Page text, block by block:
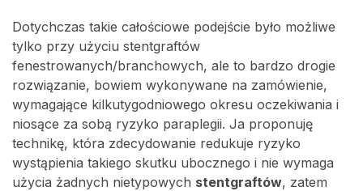
Dotychczas takie całościowe podejście było możliwe
tylko przy użyciu stentgraftów
fenestrowanych/branchowych, ale to bardzo drogie
rozwiązanie, bowiem wykonywane na zamówienie,
wymagające kilkutygodniowego okresu oczekiwania i
niosące za sobą ryzyko paraplegii. Ja proponuję
technikę, która zdecydowanie redukuje ryzyko
wystąpienia takiego skutku ubocznego i nie wymaga
użycia żadnych nietypowych stentgraftów, zatem